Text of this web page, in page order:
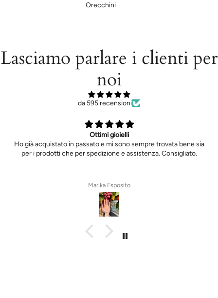
Orecchini
Lasciamo parlare i clienti per
noi
da 595 recensioni
Ottimi gioielli
Ho già acquistato in passato e mi sono sempre trovata bene sia
per i prodotti che per spedizione e assistenza. Consigliato.
Marika Esposito